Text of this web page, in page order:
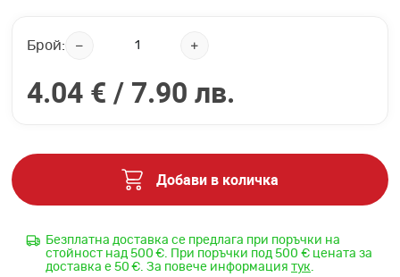
Брой:
4.04 € / 7.90 лв.
Добави в количка
Безплатна доставка се предлага при поръчки на
стойност над 500 €. При поръчки под 500 € цената за
доставка е 50 €. За повече информация тук.